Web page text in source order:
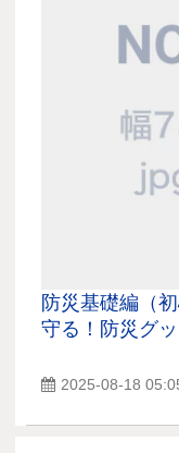
防災基礎編（
守る！防災グ
2025-08-18